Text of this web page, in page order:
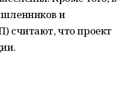
и
считают, что проект